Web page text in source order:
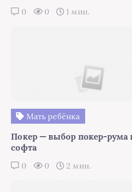
0 0 1 мин.
Мать ребёнка
Покер — выбор покер-рума
софта
0 0 2 мин.